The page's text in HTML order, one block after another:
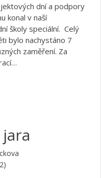
dní a podpory
konal v naší
školy speciální. Celý
bylo nachystáno 7
zaměření. Za